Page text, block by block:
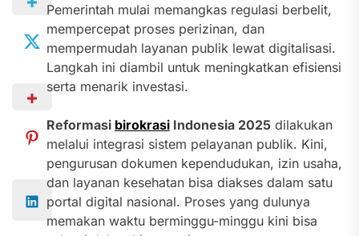
Pemerintah mulai memangkas regulasi berbelit,
mempercepat proses perizinan, dan
mempermudah layanan publik lewat digitalisasi.
Langkah ini diambil untuk meningkatkan efisiensi
serta menarik investasi.
Reformasi birokrasiIndonesia 2025dilakukan
melalui integrasi sistem pelayanan publik. Kini,
pengurusan dokumen kependudukan, izin usaha,
dan layanan kesehatan bisa diakses dalam satu
portal digital nasional. Proses yang dulunya
memakan waktu berminggu-minggu kini bisa